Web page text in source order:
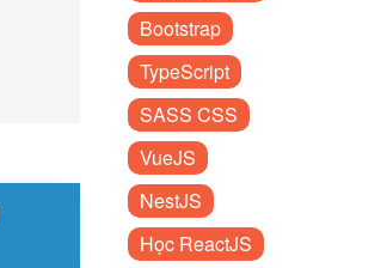
Bootstrap
TypeScript
SASS CSS
VueJS
NestJS
Học ReactJS